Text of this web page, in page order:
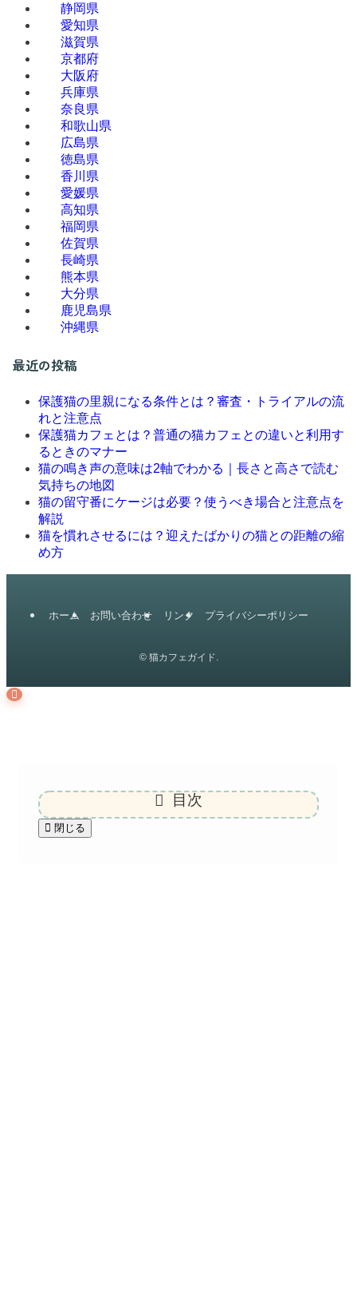
静岡県
愛知県
滋賀県
京都府
大阪府
兵庫県
奈良県
和歌山県
広島県
徳島県
香川県
愛媛県
高知県
福岡県
佐賀県
長崎県
熊本県
大分県
鹿児島県
沖縄県
最近の投稿
保護猫の里親になる条件とは？審査・トライアルの流
れと注意点
保護猫カフェとは？普通の猫カフェとの違いと利用す
るときのマナー
猫の鳴き声の意味は2軸でわかる｜長さと高さで読む
気持ちの地図
猫の留守番にケージは必要？使うべき場合と注意点を
解説
猫を慣れさせるには？迎えたばかりの猫との距離の縮
め方
ホーム お問い合わせ リンク プライバシーポリシー
©猫カフェガイド.
目次
閉じる